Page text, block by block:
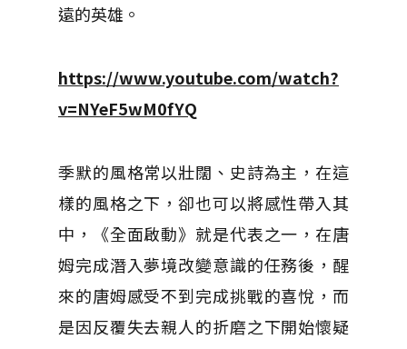
遠的英雄。
https://www.youtube.com/watch?
v=NYeF5wM0fYQ
季默的風格常以壯闊、史詩為主，在這
樣的風格之下，卻也可以將感性帶入其
中，《全面啟動》就是代表之一，在唐
姆完成潛入夢境改變意識的任務後，醒
來的唐姆感受不到完成挑戰的喜悅，而
是因反覆失去親人的折磨之下開始懷疑